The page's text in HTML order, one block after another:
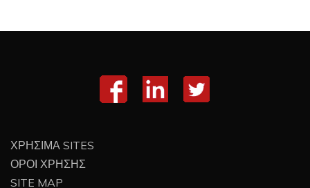
ΧΡΗΣΙΜΑ SITES
ΟΡΟΙ ΧΡΗΣΗΣ
SITE MAP